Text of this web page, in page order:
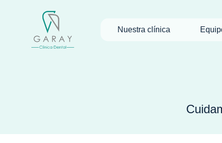
Nuestra clínica